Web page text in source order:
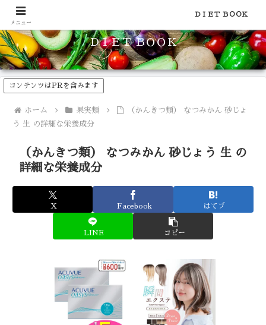
食品のカロリーや糖質などの栄養素がわかる！健康やダイエットに
ＤＩＥＴ ＢＯＯＫ
コンテンツはPRを含みます
ホーム 果実類
（かんきつ類） なつみかん 砂じょ
う 生 の詳細な栄養成分
（かんきつ類） なつみかん 砂じょう 生 の
詳細な栄養成分
X Facebook はてブ
LINE コピー
メニュー
ＤＩＥＴ ＢＯＯＫ